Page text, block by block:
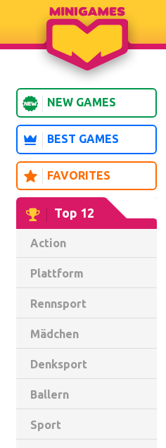
NEW GAMES
BEST GAMES
FAVORITES
Top 12
Action
Plattform
Rennsport
Mädchen
Denksport
Ballern
Sport